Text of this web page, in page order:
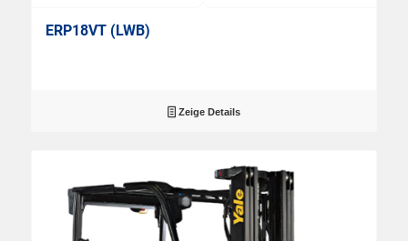
ERP18VT (LWB)
Zeige Details